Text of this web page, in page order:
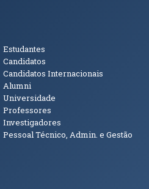
Públicos
Estudantes
Candidatos
Candidatos Internacionais
Alumni
Universidade
Professores
Investigadores
Pessoal Técnico, Admin. e Gestão